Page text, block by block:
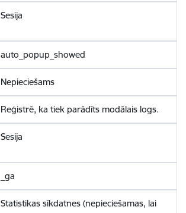
Sesija
auto_popup_showed
Nepieciešams
Reģistrē, ka tiek parādīts modālais logs.
Sesija
_ga
Statistikas sīkdatnes (nepieciešamas, lai